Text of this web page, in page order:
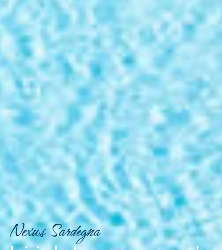
Nexus Sardegna